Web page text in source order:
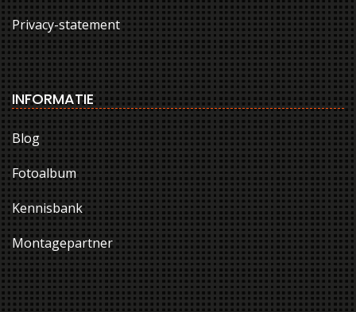
Privacy-statement
INFORMATIE
Blog
Fotoalbum
Kennisbank
Montagepartner